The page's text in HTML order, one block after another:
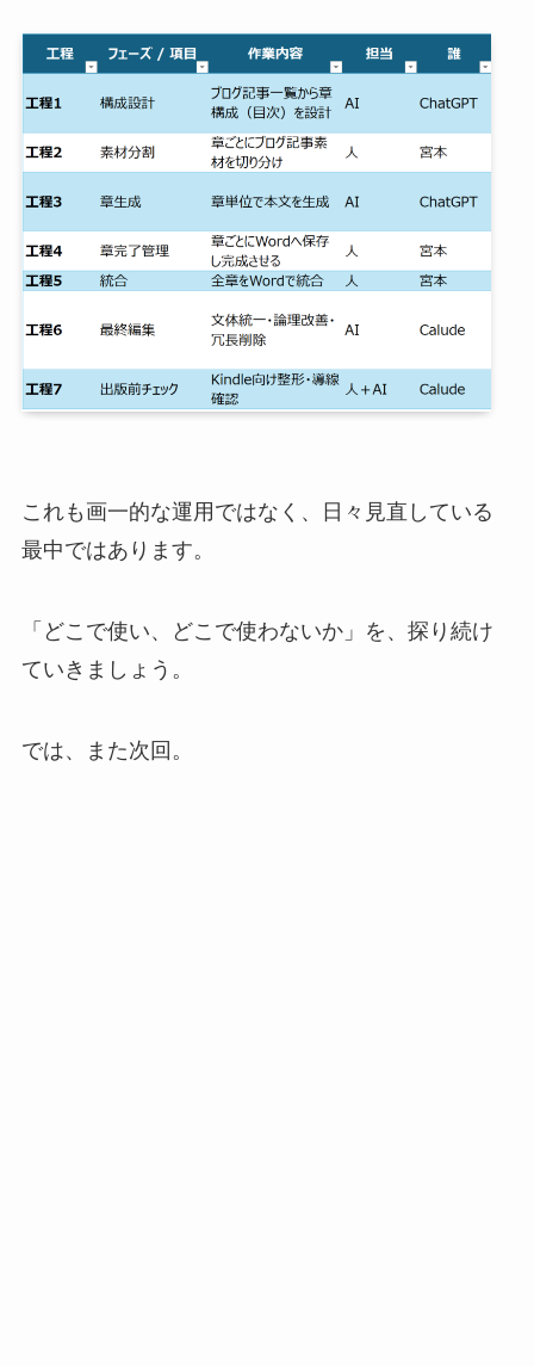
これも画一的な運用ではなく、日々見直している
最中ではあります。
「どこで使い、どこで使わないか」を、探り続け
ていきましょう。
では、また次回。